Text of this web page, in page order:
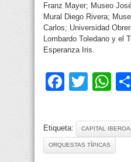
Franz Mayer; Museo
Mural Diego Rivera;
Carlos; Universidad
Lombardo Toledano y el
Esperanza Iris.
Etiqueta: CAPITAL
ORQUESTAS TÍPICAS